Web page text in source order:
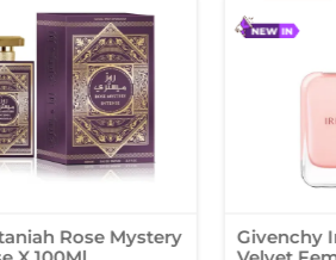
Rose Mystery
Givenchy